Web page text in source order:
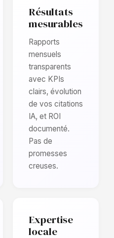
Résultats
mesurables
Rapports
mensuels
transparents
avec KPIs
clairs, évolution
de vos citations
IA, et ROI
documenté.
Pas de
promesses
creuses.
Expertise
locale